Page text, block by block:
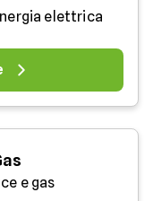
elettrica
e gas